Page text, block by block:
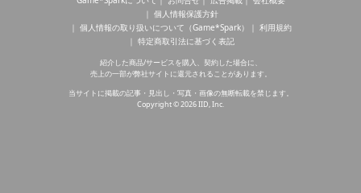
個人情報保護方針
個人情報の取り扱いについて（Game*Spark）
利用規約
特定商取引法に基づく表記
紹介した商品/サービスを購入、契約した場合に、
売上の一部が弊社サイトに還元されることがあります。
当サイトに掲載の記事・見出し・写真・画像の無断転載を禁じます。
Copyright © 2026 IID, Inc.